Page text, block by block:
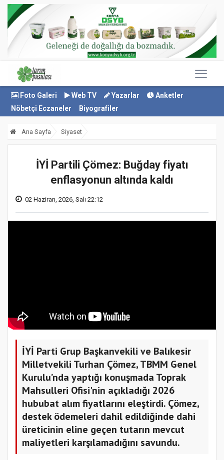
Foto Galeri Web TV Yazarlar
Anketler
Nöbetçi Eczaneler
Biyografiler
Ana Sayfa Siyaset
İYİ Partili Çömez: Buğday fiyatı
enflasyonun altında kaldı
02 Haziran, 2026, Salı 22:12
İYİ Parti Grup Başkanvekili ve Balıkesir
Milletvekili Turhan Çömez, TBMM Genel
Kurulu’nda yaptığı konuşmada Toprak
Mahsulleri Ofisi'nin açıkladığı 2026
hububat alım fiyatlarını eleştirdi. Çömez,
destek ödemeleri dahil edildiğinde dahi
üreticinin eline geçen tutarın mevcut
maliyetleri karşılamadığını savundu.